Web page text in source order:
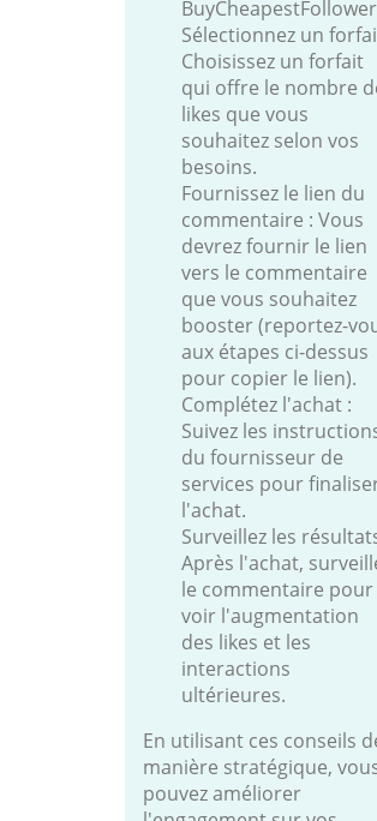
Sélectionnez un
Choisissez un forfait
qui offre le nombre
likes que vous
souhaitez selon vos
besoins.
Fournissez le lien du
commentaire : Vous
devrez fournir le lien
vers le commentaire
que vous souhaitez
booster (reportez-
aux étapes ci-dessus
pour copier le lien).
Complétez l'achat :
Suivez les
du fournisseur de
services pour
l'achat.
Surveillez les
Après l'achat,
le commentaire pour
voir l'augmentation
des likes et les
interactions
ultérieures.
En utilisant ces conseils
manière stratégique,
pouvez améliorer